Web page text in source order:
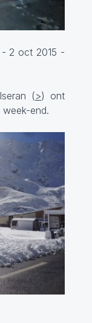
2 oct 2015 -
(>) ont
end.